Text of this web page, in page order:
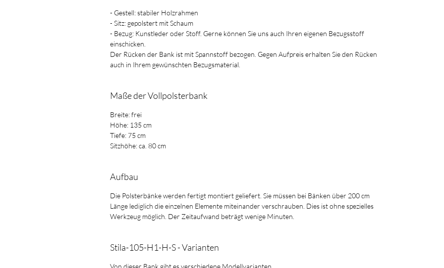
- Gestell: stabiler Holzrahmen
- Sitz: gepolstert mit Schaum
- Bezug: Kunstleder oder Stoff. Gerne können Sie uns auch Ihren eigenen Bezugsstoff
einschicken.
Der Rücken der Bank ist mit Spannstoff bezogen. Gegen Aufpreis erhalten Sie den Rücken
auch in Ihrem gewünschten Bezugsmaterial.
Maße der Vollpolsterbank
Breite: frei
Höhe: 135 cm
Tiefe: 75 cm
Sitzhöhe: ca. 80 cm
Aufbau
Die Polsterbänke werden fertigt montiert geliefert. Sie müssen bei Bänken über 200 cm
Länge lediglich die einzelnen Elemente miteinander verschrauben. Dies ist ohne spezielles
Werkzeug möglich. Der Zeitaufwand beträgt wenige Minuten.
Stila-105-H1-H-S - Varianten